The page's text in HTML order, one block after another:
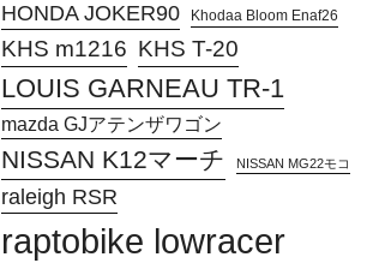
HONDA JOKER90 Khodaa Bloom Enaf26
KHS m1216 KHS T-20
LOUIS GARNEAU TR-1
mazda GJアテンザワゴン
NISSAN K12マーチ NISSAN MG22モコ
raleigh RSR
raptobike lowracer